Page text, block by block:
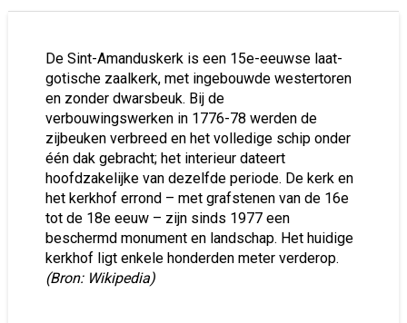
De Sint-Amanduskerk is een 15e-eeuwse laat-
gotische zaalkerk, met ingebouwde westertoren
en zonder dwarsbeuk. Bij de
verbouwingswerken in 1776-78 werden de
zijbeuken verbreed en het volledige schip onder
één dak gebracht; het interieur dateert
hoofdzakelijke van dezelfde periode. De kerk en
het kerkhof errond – met grafstenen van de 16e
tot de 18e eeuw – zijn sinds 1977 een
beschermd monument en landschap. Het huidige
kerkhof ligt enkele honderden meter verderop.
(Bron: Wikipedia)